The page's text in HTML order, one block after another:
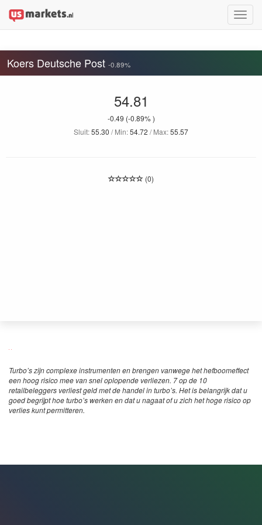
Toggle
Koers Deutsche Post -0.89%
54.81
-0.49 (-0.89% )
Sluit:55.30 / Min:54.72 / Max:55.57
(0)
Turbo’s zijn complexe instrumenten en brengen vanwege het hefboomeffect
een hoog risico mee van snel oplopende verliezen. 7 op de 10
retailbeleggers verliest geld met de handel in turbo’s. Het is belangrijk dat u
goed begrijpt hoe turbo’s werken en dat u nagaat of u zich het hoge risico op
verlies kunt permitteren.